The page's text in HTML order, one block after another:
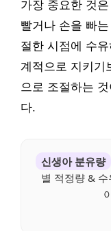
가장 중요한 것
빨거나 손을 빠
절한 시점에 수
계적으로 지키기
으로 조절하는
다.
신생아 분유량
별 적정량 &